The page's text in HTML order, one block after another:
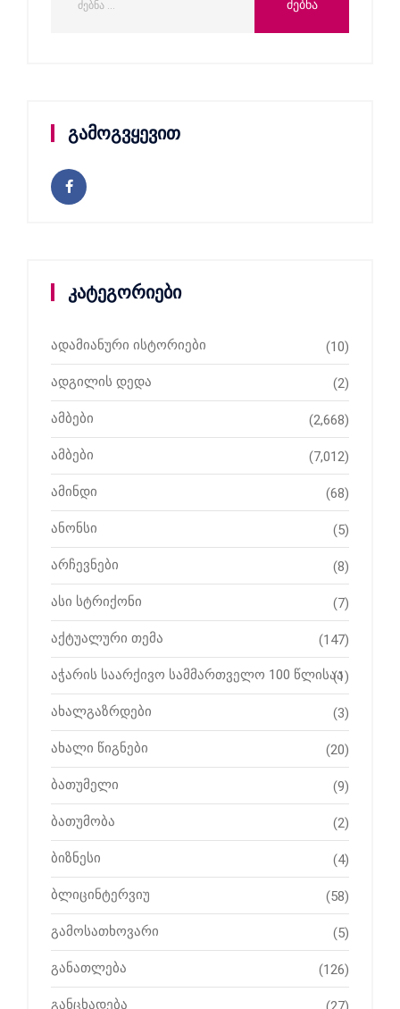
გამოგვყევით
კატეგორიები
ადამიანური ისტორიები (10)
ადგილის დედა (2)
ამბები (2,668)
ამბები (7,012)
ამინდი (68)
ანონსი (5)
არჩევნები (8)
ასი სტრიქონი (7)
აქტუალური თემა (147)
აჭარის საარქივო სამმართველო 100 წლისაა
(1)
ახალგაზრდები (3)
ახალი წიგნები (20)
ბათუმელი (9)
ბათუმობა (2)
ბიზნესი (4)
ბლიცინტერვიუ (58)
გამოსათხოვარი (5)
განათლება (126)
განცხადება